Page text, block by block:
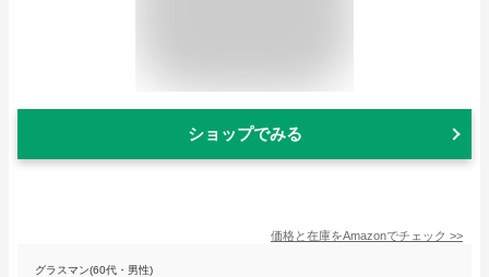
ショップでみる
価格と在庫をAmazonでチェック >>
グラスマン(60代・男性)